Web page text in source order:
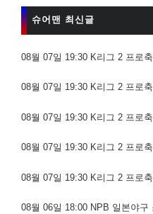
슈어맨 최신글
08월 07일 19:30 K리그 2 프로
08월 07일 19:30 K리그 2 프로
08월 07일 19:30 K리그 2 프로
08월 07일 19:30 K리그 2 프로
08월 07일 19:30 K리그 2 프로
08월 06일 18:00 NPB 일본야구